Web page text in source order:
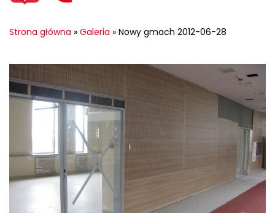
Strona główna » Galeria » Nowy gmach 2012-06-28